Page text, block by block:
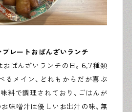
レートおばんざいランチ
おばんざいランチの日。6,7種類
るメイン、どれもからだが喜ぶ
料で調理されており、ごはんが
味噌汁は優しいお出汁の味、無